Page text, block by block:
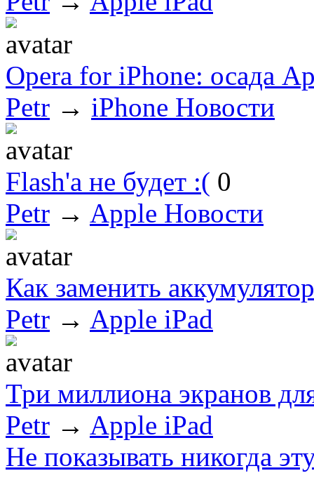
Opera for iPhone: осада
Petr → iPhone Новости
Flash'а не будет :( 0
Petr → Apple Новости
Как заменить
Petr → Apple iPad
Три миллиона экранов
Petr → Apple iPad
Не показывать никогда